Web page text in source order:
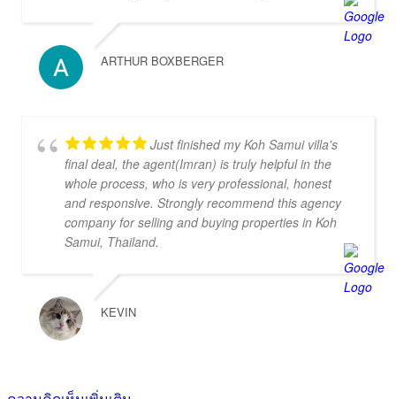
our decision, we never felt helpless what was an
argument for doctor-property and against the
others agencies in Thailand. We can highly
recommend the service and the beautiful buildings.
ARTHUR BOXBERGER
Just finished my Koh Samui villa's
final deal, the agent(Imran) is truly helpful in the
whole process, who is very professional, honest
and responsive. Strongly recommend this agency
company for selling and buying properties in Koh
Samui, Thailand.
KEVIN